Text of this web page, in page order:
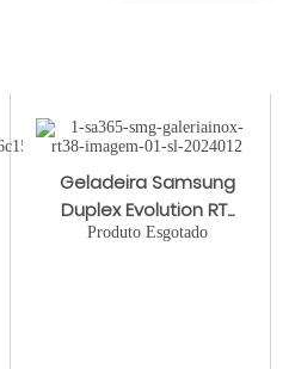
Geladeira Samsung
Duplex Evolution RT...
Produto Esgotado